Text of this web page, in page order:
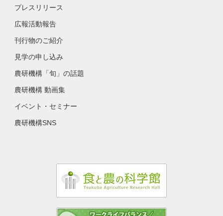
プレスリリース
広報活動報告
刊行物のご紹介
見学の申し込み
農研機構「旬」の話題
農研機構 動画集
イベント・セミナー
農研機構SNS